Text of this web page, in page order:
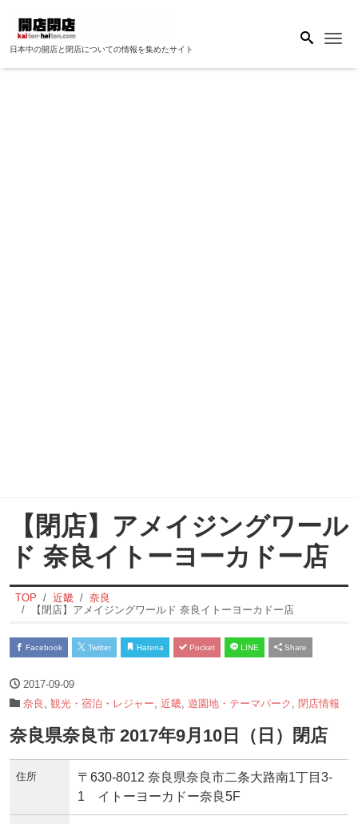
日本中の開店と閉店についての情報を集めたサイト
【閉店】アメイジングワール
ド 奈良イトーヨーカドー店
TOP 近畿
奈良
【閉店】アメイジングワールド 奈良イトーヨーカドー店
Facebook Twitter Hatena Pocket LINE Share
2017-09-09
奈良
観光・宿泊・レジャー 近畿 遊園地・テーマパーク 閉店情報
奈良県奈良市 2017年9月10日（日）閉店
住所
〒630-8012 奈良県奈良市二条大路南1丁目3-
1 イトーヨーカドー奈良5F